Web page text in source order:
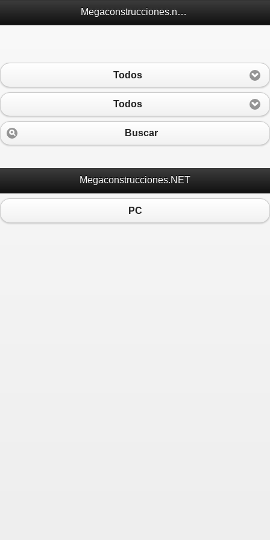
Megaconstrucciones.net Móvil
Todos
Todos
Buscar
Megaconstrucciones.NET
PC